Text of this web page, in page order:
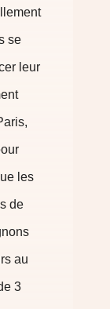
se
leur
les
de
au
3